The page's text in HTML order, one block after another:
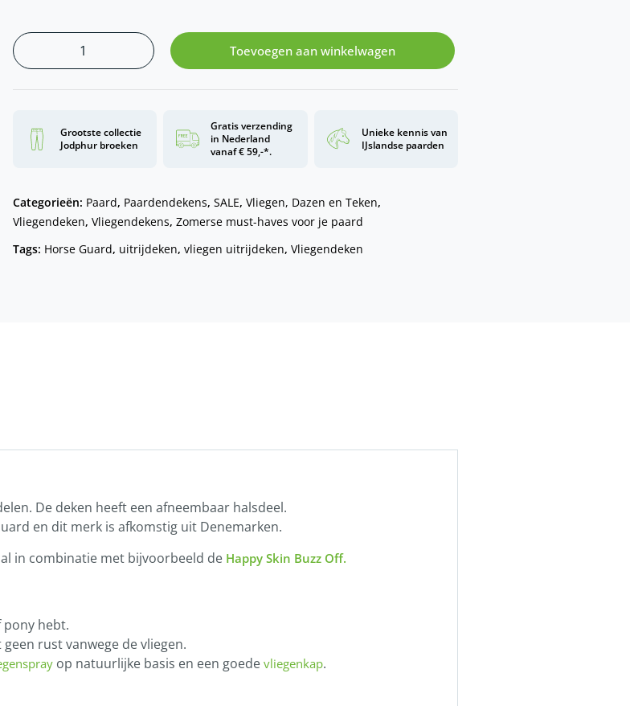
Toevoegen aan winkelwagen
Grootste collectie
Jodphur broeken
Gratis verzending
in Nederland
vanaf € 59,-*.
Unieke kennis van
IJslandse paarden
Categorieën: Paard, Paardendekens, SALE, Vliegen, Dazen en Teken,
Vliegendeken, Vliegendekens, Zomerse must-haves voor je paard
Tags: Horse Guard, uitrijdeken, vliegen uitrijdeken, Vliegendeken
De deken heeft een afneembaar halsdeel.
en dit merk is afkomstig uit Denemarken.
in combinatie met bijvoorbeeld de Happy Skin Buzz Off.
pony hebt.
rust vanwege de vliegen.
op natuurlijke basis en een goede vliegenkap.